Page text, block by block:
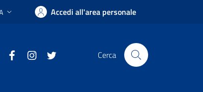
attiva: Accedi all'area personale
youtube facebookinstagram Cerca